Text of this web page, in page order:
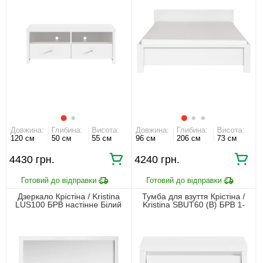
Довжина:
120 см
Глибина:
50 см
Висота:
55 см
4430 грн.
Довжина:
96 см
Глибина:
206 см
Висота:
73 см
4240 грн.
Дзеркало Крістіна / Kristina
LUS100 БРВ настінне Білий
Тумба для взуття Крістіна /
Kristina SBUT60 (В) БРВ 1-